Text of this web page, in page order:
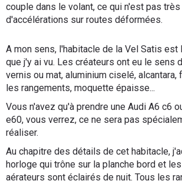
couple dans le volant, ce qui n'est pas
d'accélérations sur routes déformées.
A mon sens, l'habitacle de la Vel Satis est
que j'y ai vu. Les créateurs ont eu le sens
vernis ou mat, aluminium ciselé, alcantara,
les rangements, moquette épaisse...
Vous n'avez qu'à prendre une Audi A6 c6
e60, vous verrez, ce ne sera pas
réaliser.
Au chapitre des détails de cet habitacle,
horloge qui trône sur la planche bord et
aérateurs sont éclairés de nuit. Tous les